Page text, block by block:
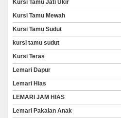
Kursi Tamu Jati Ukir
Kursi Tamu Mewah
Kursi Tamu Sudut
kursi tamu sudut
Kursi Teras
Lemari Dapur
Lemari Hias
LEMARI JAM HIAS
Lemari Pakaian Anak